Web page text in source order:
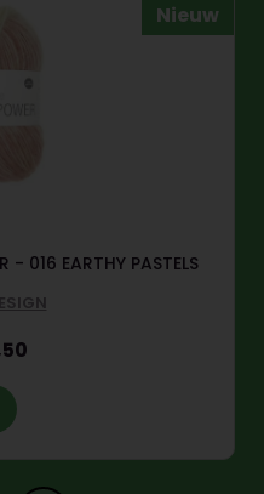
Nieuw
- 016 EARTHY PASTELS